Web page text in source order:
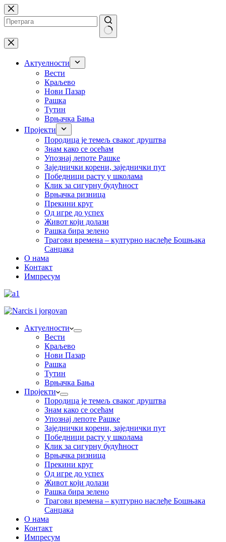
Skip
to
content
No
results
Актуелности
Вести
Краљево
Нови Пазар
Рашка
Тутин
Врњачка Бања
Пројекти
Породица је темељ сваког друштва
Знам како се осећам
Упознај лепоте Рашке
Заједнички корени, заједнички пут
Победници расту у школама
Клик за сигурну будућност
Врњачка ризница
Прекини круг
Од игре до успех
Живот који долази
Рашка бира зелено
Трагови времена – културно наслеђе Бошњака
Санџака
О нама
Контакт
Импресум
Актуелности
Вести
Краљево
Нови Пазар
Рашка
Тутин
Врњачка Бања
Пројекти
Породица је темељ сваког друштва
Знам како се осећам
Упознај лепоте Рашке
Заједнички корени, заједнички пут
Победници расту у школама
Клик за сигурну будућност
Врњачка ризница
Прекини круг
Од игре до успех
Живот који долази
Рашка бира зелено
Трагови времена – културно наслеђе Бошњака
Санџака
О нама
Контакт
Импресум